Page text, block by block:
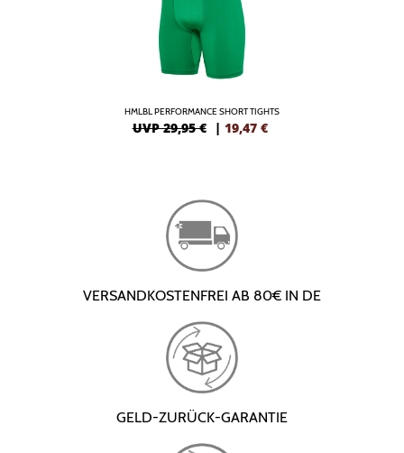
HMLBL PERFORMANCE SHORT TIGHTS
UVP 29,95 € | 19,47 €
VERSANDKOSTENFREI AB 80€ IN DE
GELD-ZURÜCK-GARANTIE